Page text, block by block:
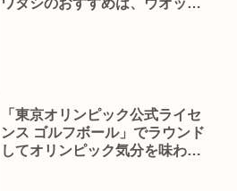
ワタシのおすすめは、ウオッチ
「東京オリンピック公式ライセ
ンス ゴルフボール」でラウンド
してオリンピック気分を味わっ